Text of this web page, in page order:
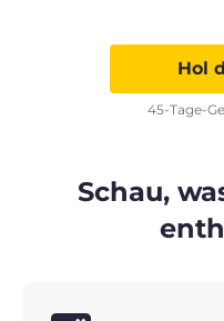
Hol
45-Tage-
Schau,